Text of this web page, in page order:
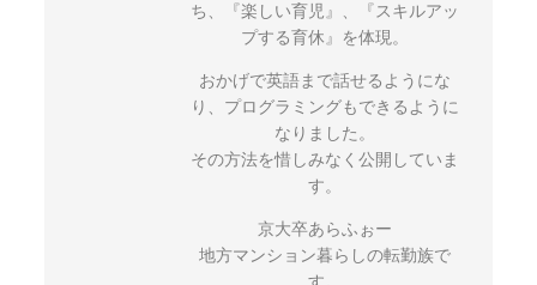
ち、『楽しい育児』、『スキルアッ
プする育休』を体現。
おかげで英語まで話せるようにな
り、プログラミングもできるように
なりました。
その方法を惜しみなく公開していま
す。
京大卒あらふぉー
地方マンション暮らしの転勤族で